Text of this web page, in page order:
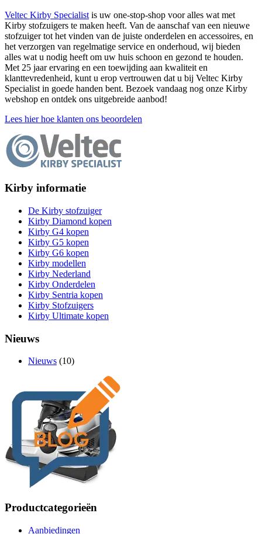
Veltec Kirby Specialist is uw one-stop-shop voor alles wat met
Kirby stofzuigers te maken heeft. Van de aanschaf van een nieuwe
stofzuiger tot het vinden van de juiste onderdelen en accessoires, en
het verzorgen van regelmatige service en onderhoud, wij bieden
alles wat u nodig heeft om uw huis schoon en gezond te houden.
Met 25 jaar ervaring en een toewijding aan kwaliteit en
klanttevredenheid, kunt u erop vertrouwen dat u bij Veltec Kirby
Specialist in goede handen bent. Bezoek vandaag nog onze Kirby
webshop en ontdek ons uitgebreide aanbod!
Lees hier hoe klanten ons beoordelen
Kirby informatie
De Kirby stofzuiger
Kirby Diamond kopen
Kirby G4 kopen
Kirby G5 kopen
Kirby G6 kopen
Kirby modellen
Kirby Nederland
Kirby Onderdelen
Kirby Sentria kopen
Kirby Stofzuigers
Kirby Ultimate kopen
Nieuws
Nieuws (10)
Productcategorieën
Aanbiedingen